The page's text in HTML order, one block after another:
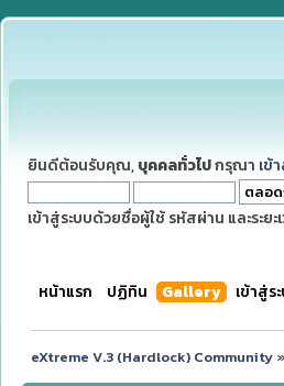
ยินดีต้อนรับคุณ, บุคคลทั่วไปกรุณา เข้
เข้าสู่ระบบด้วยชื่อผู้ใช้ รหัสผ่าน และระยะ
หน้าแรก ปฏิทิน Gallery เข้าสู่ร
eXtreme V.3 (Hardlock) Community»